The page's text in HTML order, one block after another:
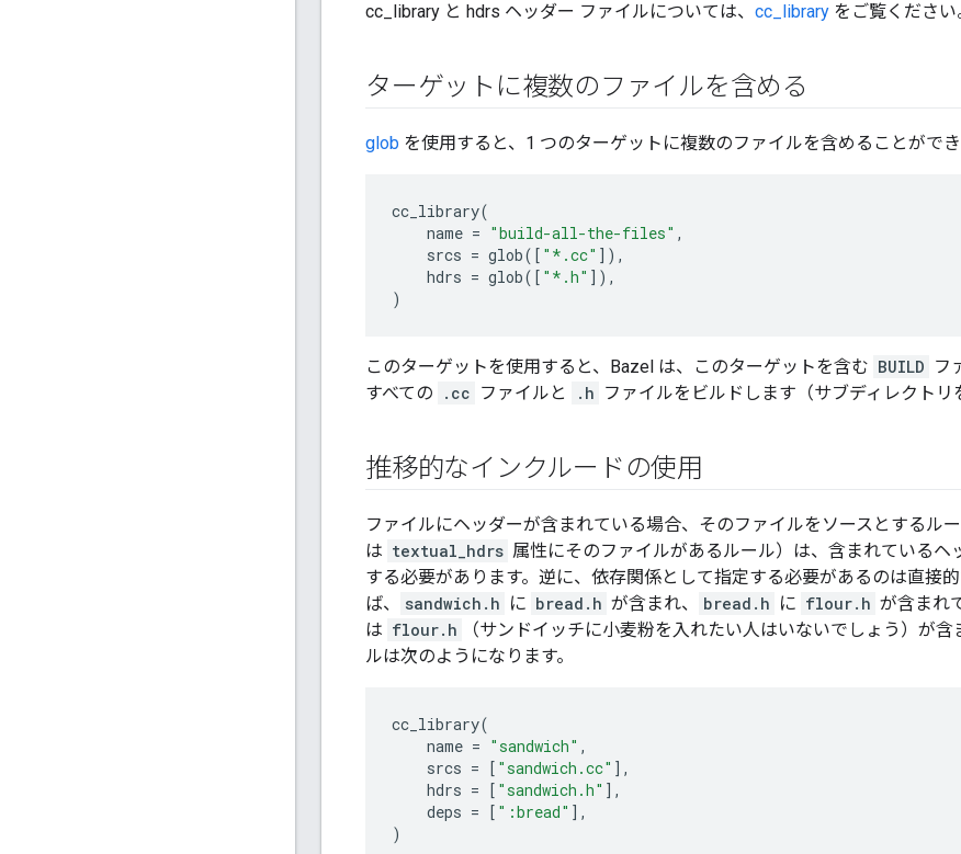
cc_library と hdrs ヘッダー ファイルについては、 cc_library をご覧ください
ターゲットに複数のファイルを含める
glob を使用すると、1 つのターゲットに複数のファイルを含めることができ
cc_library(
name = "build-all-the-files" ,
srcs = glob([ "*.cc" ]),
hdrs = glob([ "*.h" ]),
)
このターゲットを使用すると、Bazel は、このターゲットを含む BUILD フ
すべての
.cc ファイルと .h ファイルをビルドします（サブディレクトリ
推移的なインクルードの使用
ファイルにヘッダーが含まれている場合、そのファイルをソースとするルー
は textual_hdrs 属性にそのファイルがあるルール）は、含まれているヘ
する必要があります。逆に、依存関係として指定する必要があるのは直接
ば、
sandwich.h に bread.h が含まれ、 bread.h に flour.h が含まれ
は flour.h （サンドイッチに小麦粉を入れたい人はいないでしょう）が含
ルは次のようになります。
cc_library(
name = "sandwich" ,
srcs = [ "sandwich.cc" ],
hdrs = [ "sandwich.h" ],
deps = [ ":bread" ],
)